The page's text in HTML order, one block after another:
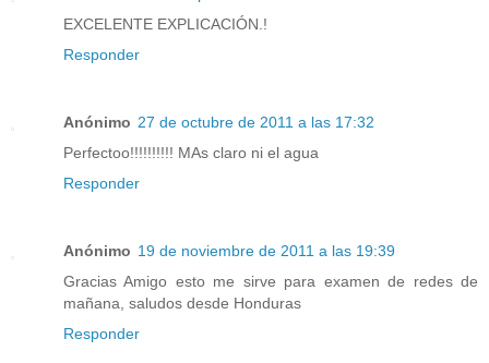
EXCELENTE EXPLICACIÓN.!
Responder
Anónimo 27 de octubre de 2011 a las 17:32
Perfectoo!!!!!!!!!! MAs claro ni el agua
Responder
Anónimo 19 de noviembre de 2011 a las 19:39
Gracias Amigo esto me sirve para examen de redes de
mañana, saludos desde Honduras
Responder